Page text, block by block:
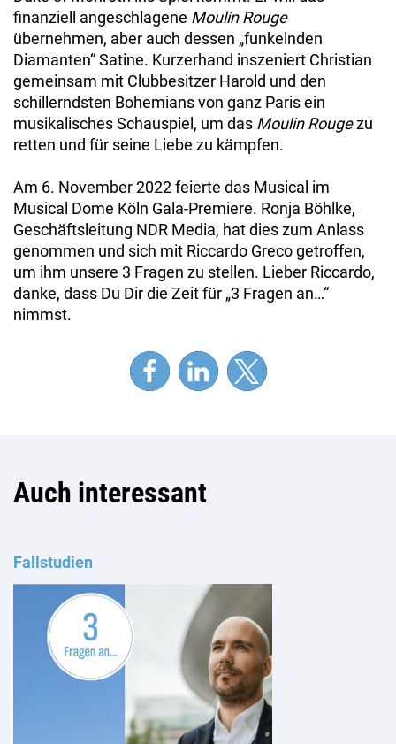
finanziell angeschlagene Moulin Rouge
übernehmen, aber auch dessen „funkelnden
Diamanten“ Satine. Kurzerhand inszeniert Christian
gemeinsam mit Clubbesitzer Harold und den
schillerndsten Bohemians von ganz Paris ein
musikalisches Schauspiel, um das Moulin Rougezu
retten und für seine Liebe zu kämpfen.
Am 6. November 2022 feierte das Musical im
Musical Dome Köln Gala-Premiere. Ronja Böhlke,
Geschäftsleitung NDR Media, hat dies zum Anlass
genommen und sich mit Riccardo Greco getroffen,
um ihm unsere 3 Fragen zu stellen. Lieber Riccardo,
danke, dass Du Dir die Zeit für „3 Fragen an…“
nimmst.
Auch interessant
Fallstudien